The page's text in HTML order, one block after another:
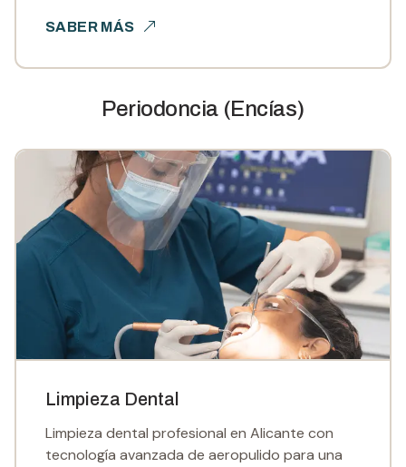
SABER MÁS
Periodoncia (Encías)
Limpieza Dental
Limpieza dental profesional en Alicante con
tecnología avanzada de aeropulido para una